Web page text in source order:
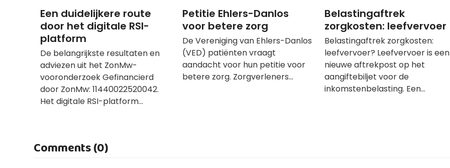
Een duidelijkere route
door het digitale RSI-
platform
De belangrijkste resultaten en
adviezen uit het ZonMw-
vooronderzoek Gefinancierd
door ZonMw: 11440022520042.
Het digitale RSI-platform…
Petitie Ehlers-Danlos
voor betere zorg
De Vereniging van Ehlers-Danlos
(VED) patiënten vraagt
aandacht voor hun petitie voor
betere zorg. Zorgverleners…
Belastingaftrek
zorgkosten: leefvervoer
Belastingaftrek zorgkosten:
leefvervoer? Leefvervoer is een
nieuwe aftrekpost op het
aangiftebiljet voor de
inkomstenbelasting. Een…
Comments (0)